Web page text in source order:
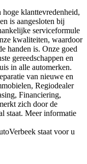
klanttevredenheid,
is aangesloten bij
serviceformule
kwaliteiten, waardoor
handen is. Onze goed
gereedschappen en
in alle automerken.
van nieuwe en
Regiodealer
Financiering,
zich door de
staat. Meer informatie
staat voor u